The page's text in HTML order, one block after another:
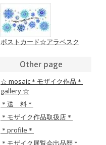
ポストカード☆アラベスク
Other page
☆ mosaic＊モザイク作品＊
gallery ☆
＊送 料＊
＊モザイク作品取扱店＊
＊profile＊
＊モザイク展覧会出品歴＊